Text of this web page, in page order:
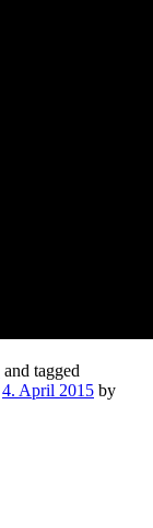
and tagged
4. April 2015 by